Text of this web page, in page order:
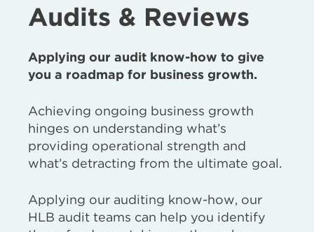
Audits & Reviews
Applying our audit know-how to give
you a roadmap for business growth.
Achieving ongoing business growth
hinges on understanding what’s
providing operational strength and
what’s detracting from the ultimate goal.
Applying our auditing know-how, our
HLB audit teams can help you identify